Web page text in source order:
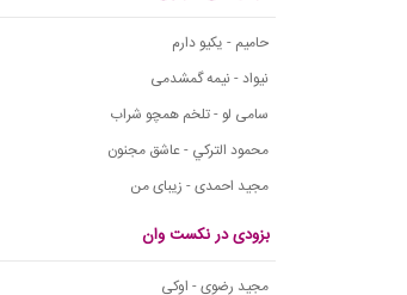
حامیم - یکیو دارم
نیواد - نیمه گمشدمی
سامی لو - تلخم همچو شراب
محمود التركي - عاشق مجنون
مجید احمدی - زیبای من
بزودی در نکست وان
مجید رضوی - اوکی